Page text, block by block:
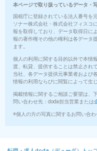
本ページで取り扱っているデータ・
国税庁に登録されている法人番号を
ソナー株式会社・株式会社フィスコ
報を取得しており、データ取得日に
報の著作権その他の権利は各データ
ます。
個人の利用に関する目的以外で本情
渡、転貸、提供することは禁止されて
当社、各データ提供元事業者および
情報の利用ならびに閲覧によって生
掲載情報に関するご相談ご要望は、
問い合わせ先：doda担当営業または
※個人の方の写真に関するお問い合わ